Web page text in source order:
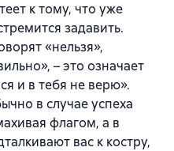
к тому, что уже
задавить.
«нельзя»,
– это означает
и в тебя не верю».
в случае успеха
флагом, а в
вас к костру,